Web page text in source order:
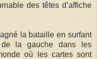
des têtes d’affiche
la bataille en surfant
de la gauche dans les
où les cartes sont